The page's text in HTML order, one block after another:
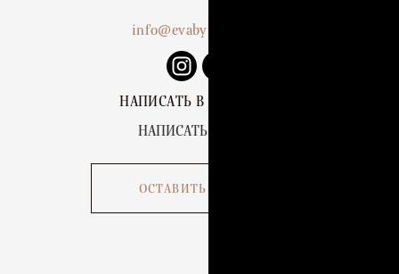
info@evabykova.com
НАПИСАТЬ В TELEGRAM
НАПИСАТЬ В VIBER
ОСТАВИТЬ ЗАЯВКУ